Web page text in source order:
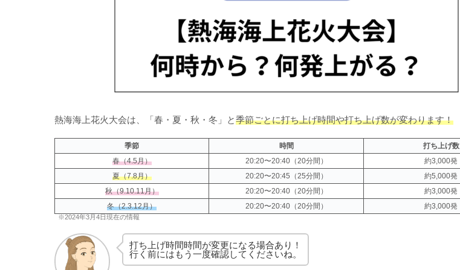
熱海海上花火大会は、「春・夏・秋・冬」と季節ごとに打ち上げ時間や打ち上げ数が変わります！
季節 時間
打ち上げ数
春（4.5月）
20:20〜20:40（20分間）
約3,000発
夏（7.8月）
20:20〜20:45（25分間）
約5,000発
秋（9.10.11月）
20:20〜20:40（20分間）
約3,000発
冬（2.3.12月）
20:20〜20:40（20分間） 約3,000発
※2024年3月4日現在の情報
打ち上げ時間時間が変更になる場合あり！
行く前にはもう一度確認してくださいね。